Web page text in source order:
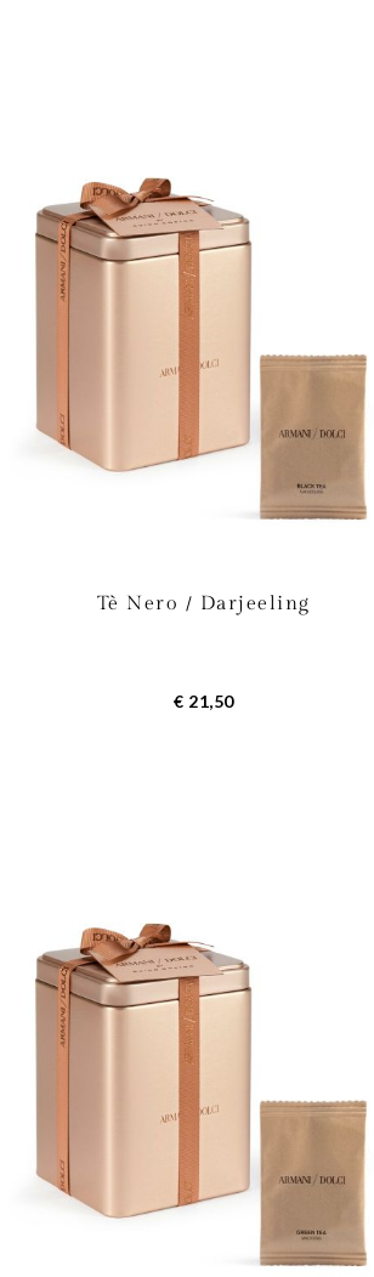
Tè Nero / Darjeeling
€ 21,50